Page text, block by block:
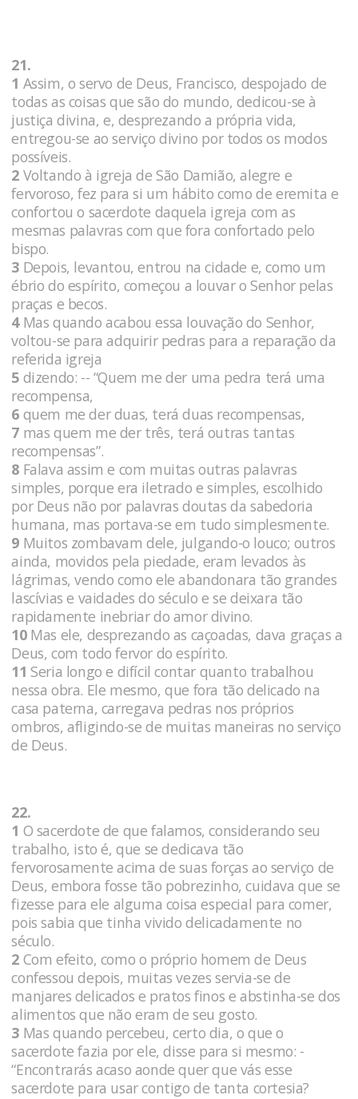
21.
1 Assim, o servo de Deus, Francisco, despojado de
todas as coisas que são do mundo, dedicou-se à
justiça divina, e, desprezando a própria vida,
entregou-se ao serviço divino por todos os modos
possíveis.
2 Voltando à igreja de São Damião, alegre e
fervoroso, fez para si um hábito como de eremita e
confortou o sacerdote daquela igreja com as
mesmas palavras com que fora confortado pelo
bispo.
3 Depois, levantou, entrou na cidade e, como um
ébrio do espírito, começou a louvar o Senhor pelas
praças e becos.
4Mas quando acabou essa louvação do Senhor,
voltou-se para adquirir pedras para a reparação da
referida igreja
5 dizendo: -- “Quem me der uma pedra terá uma
recompensa,
6 quem me der duas, terá duas recompensas,
7 mas quem me der três, terá outras tantas
recompensas”.
8 Falava assim e com muitas outras palavras
simples, porque era iletrado e simples, escolhido
por Deus não por palavras doutas da sabedoria
humana, mas portava-se em tudo simplesmente.
9 Muitos zombavam dele, julgando-o louco; outros
ainda, movidos pela piedade, eram levados às
lágrimas, vendo como ele abandonara tão grandes
lascívias e vaidades do século e se deixara tão
rapidamente inebriar do amor divino.
10Mas ele, desprezando as caçoadas, dava graças a
Deus, com todo fervor do espírito.
11 Seria longo e difícil contar quanto trabalhou
nessa obra. Ele mesmo, que fora tão delicado na
casa paterna, carregava pedras nos próprios
ombros, afligindo-se de muitas maneiras no serviço
de Deus.
22.
1 O sacerdote de que falamos, considerando seu
trabalho, isto é, que se dedicava tão
fervorosamente acima de suas forças ao serviço de
Deus, embora fosse tão pobrezinho, cuidava que se
fizesse para ele alguma coisa especial para comer,
pois sabia que tinha vivido delicadamente no
século.
2 Com efeito, como o próprio homem de Deus
confessou depois, muitas vezes servia-se de
manjares delicados e pratos finos e abstinha-se dos
alimentos que não eram de seu gosto.
3 Mas quando percebeu, certo dia, o que o
sacerdote fazia por ele, disse para si mesmo: -
“Encontrarás acaso aonde quer que vás esse
sacerdote para usar contigo de tanta cortesia?